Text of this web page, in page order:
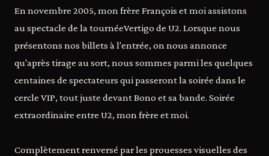
En novembre 2005, mon frère François et moi assistons
au spectacle de la tournéeVertigo de U2. Lorsque nous
présentons nos billets à l'entrée, on nous annonce
qu'après tirage au sort, nous sommes parmi les quelques
centaines de spectateurs qui passeront la soirée dans le
cercle VIP, tout juste devant Bono et sa bande. Soirée
extraordinaire entre U2, mon frère et moi.
Complètement renversé par les prouesses visuelles des